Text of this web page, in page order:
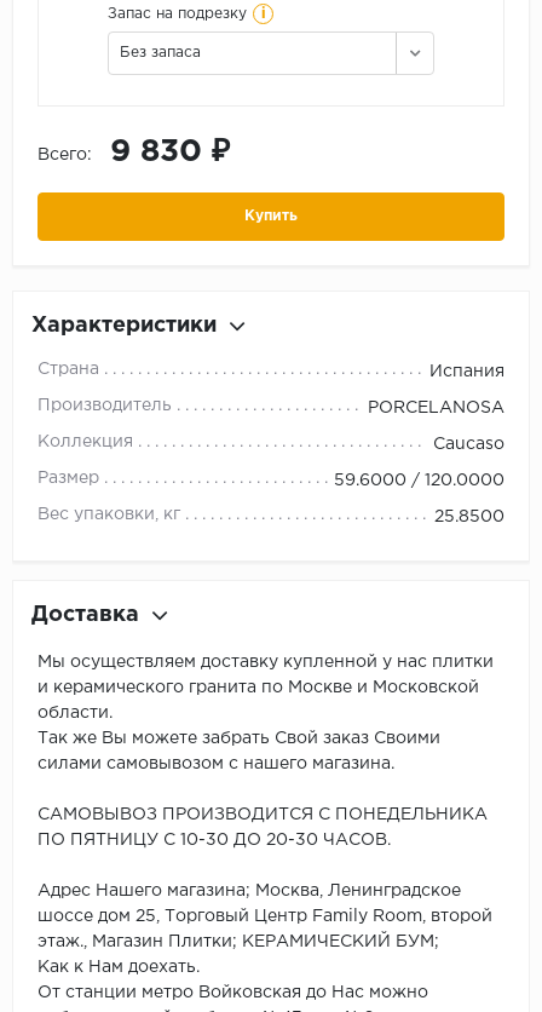
Запас на подрезку i
Без запаса
Всего: 9 830 ₽
Купить
Характеристики
Страна Испания
Производитель PORCELANOSA
Коллекция Caucaso
Размер 59.6000 / 120.0000
Вес упаковки, кг 25.8500
Доставка
Мы осуществляем доставку купленной у нас плитки
и керамического гранита по Москве и Московской
области.
Так же Вы можете забрать Свой заказ Своими
силами самовывозом с нашего магазина.
САМОВЫВОЗ ПРОИЗВОДИТСЯ С ПОНЕДЕЛЬНИКА
ПО ПЯТНИЦУ С 10-30 ДО 20-30 ЧАСОВ.
Адрес Нашего магазина; Москва, Ленинградское
шоссе дом 25, Торговый Центр Family Room, второй
этаж., Магазин Плитки; КЕРАМИЧЕСКИЙ БУМ;
Как к Нам доехать.
От станции метро Войковская до Нас можно